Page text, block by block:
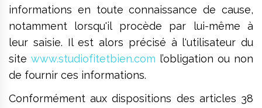
informations en toute connaissance de cause,
notamment lorsqu'il procède par lui-même à
leur saisie. Il est alors précisé à l'utilisateur du
site www.studiofitetbien.com l’obligation ou non
de fournir ces informations.
Conformément aux dispositions des articles 38